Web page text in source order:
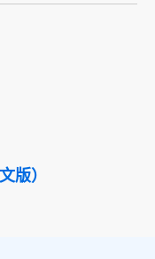
版）